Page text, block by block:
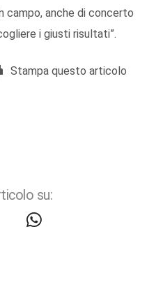
campo, anche di concerto
i giusti risultati”.
Stampa questo articolo
su: